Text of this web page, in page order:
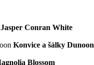
Jasper Conran White
Konvice a šálky Dunoon
Blossom